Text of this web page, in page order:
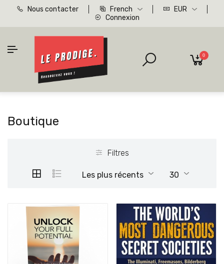
Nous contacter French
EUR
Connexion
0
Boutique
Filtres
Les plus récents 30